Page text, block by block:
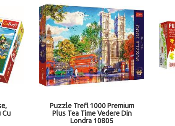
Cu
Puzzle Trefl 1000 Premium
Plus Tea Time Vedere Din
Londra 10805